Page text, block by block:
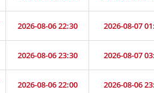
2026-08-06 22:30 2026-08-07
2026-08-06 23:30 2026-08-07
2026-08-06 22:00 2026-08-06